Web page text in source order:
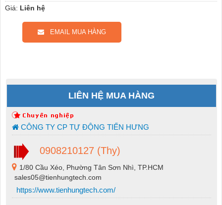
Giá: Liên hệ
EMAIL MUA HÀNG
LIÊN HỆ MUA HÀNG
CÔNG TY CP TỰ ĐỘNG TIẾN HƯNG
0908210127 (Thy)
1/80 Cầu Xéo, Phường Tân Sơn Nhì, TP.HCM
sales05@tienhungtech.com
https://www.tienhungtech.com/